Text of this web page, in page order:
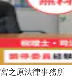
宮之原法律事務所